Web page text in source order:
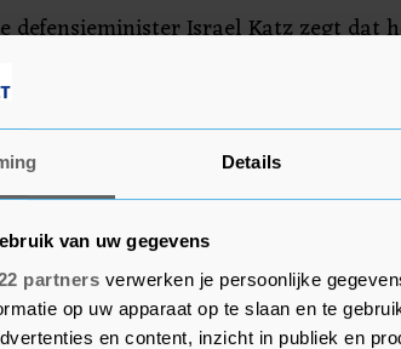
Details
van uw gegevens
partners verwerken je persoonlijke
op uw apparaat op te slaan en te
en content, inzicht in publiek en
defensieminister Israel Katz zegt dat
van het Iraanse regime voor
wat hij "de belangrijkste arm
van de Iraanse dictator" noemt.